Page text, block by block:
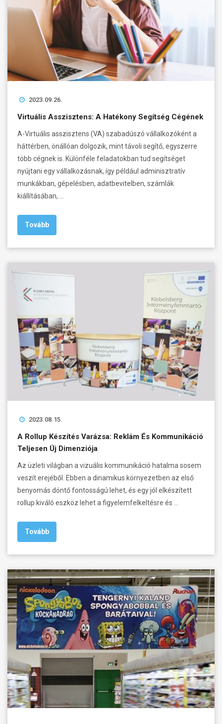
2023.09.26.
Virtuális Asszisztens: A Hatékony Segítség Cégének
A-Virtuális asszisztens (VA) szabadúszó vállalkozóként a
háttérben, önállóan dolgozik, mint távoli segítő, egyszerre
több cégnek is. Különféle feladatokban tud segítséget
nyújtani egy vállalkozásnak, így például adminisztratív
munkákban, gépelésben, adatbevitelben, számlák
kiállításában, …
Tovább
2023.08.15.
A Rollup Készítés Varázsa: Reklám És Kommunikáció
Teljesen Új Dimenziója
Az üzleti világban a vizuális kommunikáció hatalma sosem
veszít erejéből. Ebben a dinamikus környezetben az első
benyomás döntő fontosságú lehet, és egy jól elkészített
rollup kiváló eszköz lehet a figyelemfelkeltésre és …
Tovább